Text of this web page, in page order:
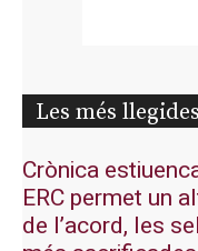
Les més llegides
Crònica
ERC permet un
de l’acord, les